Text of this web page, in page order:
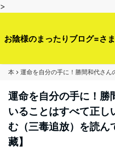
>
お陰様のまったりブログ=さ
本
運命を自分の手に！勝
いることはすべて正し
む（三毒追放）を読ん
藏】